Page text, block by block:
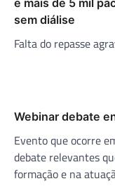
sem diálise
Falta do repasse
Webinar debate
Evento que ocorre
debate relevantes
formação e na